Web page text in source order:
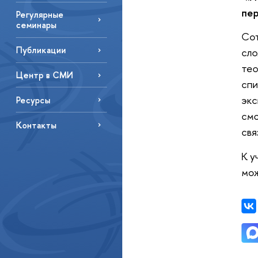
Регулярные
семинары
Публикации
Центр в СМИ
Ресурсы
Контакты
К